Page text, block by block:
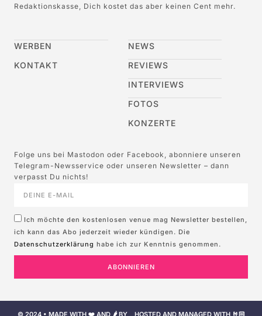
Redaktionskasse, Dich kostet das aber keinen Cent mehr.
WERBEN
KONTAKT
NEWS
REVIEWS
INTERVIEWS
FOTOS
KONZERTE
Folge uns bei Mastodon oder Facebook, abonniere unseren
Telegram-Newsservice oder unseren Newsletter – dann
verpasst Du nichts!
Ich möchte den kostenlosen venue mag Newsletter bestellen,
ich kann das Abo jederzeit wieder kündigen. Die
Datenschutzerklärung habe ich zur Kenntnis genommen.
ABONNIEREN